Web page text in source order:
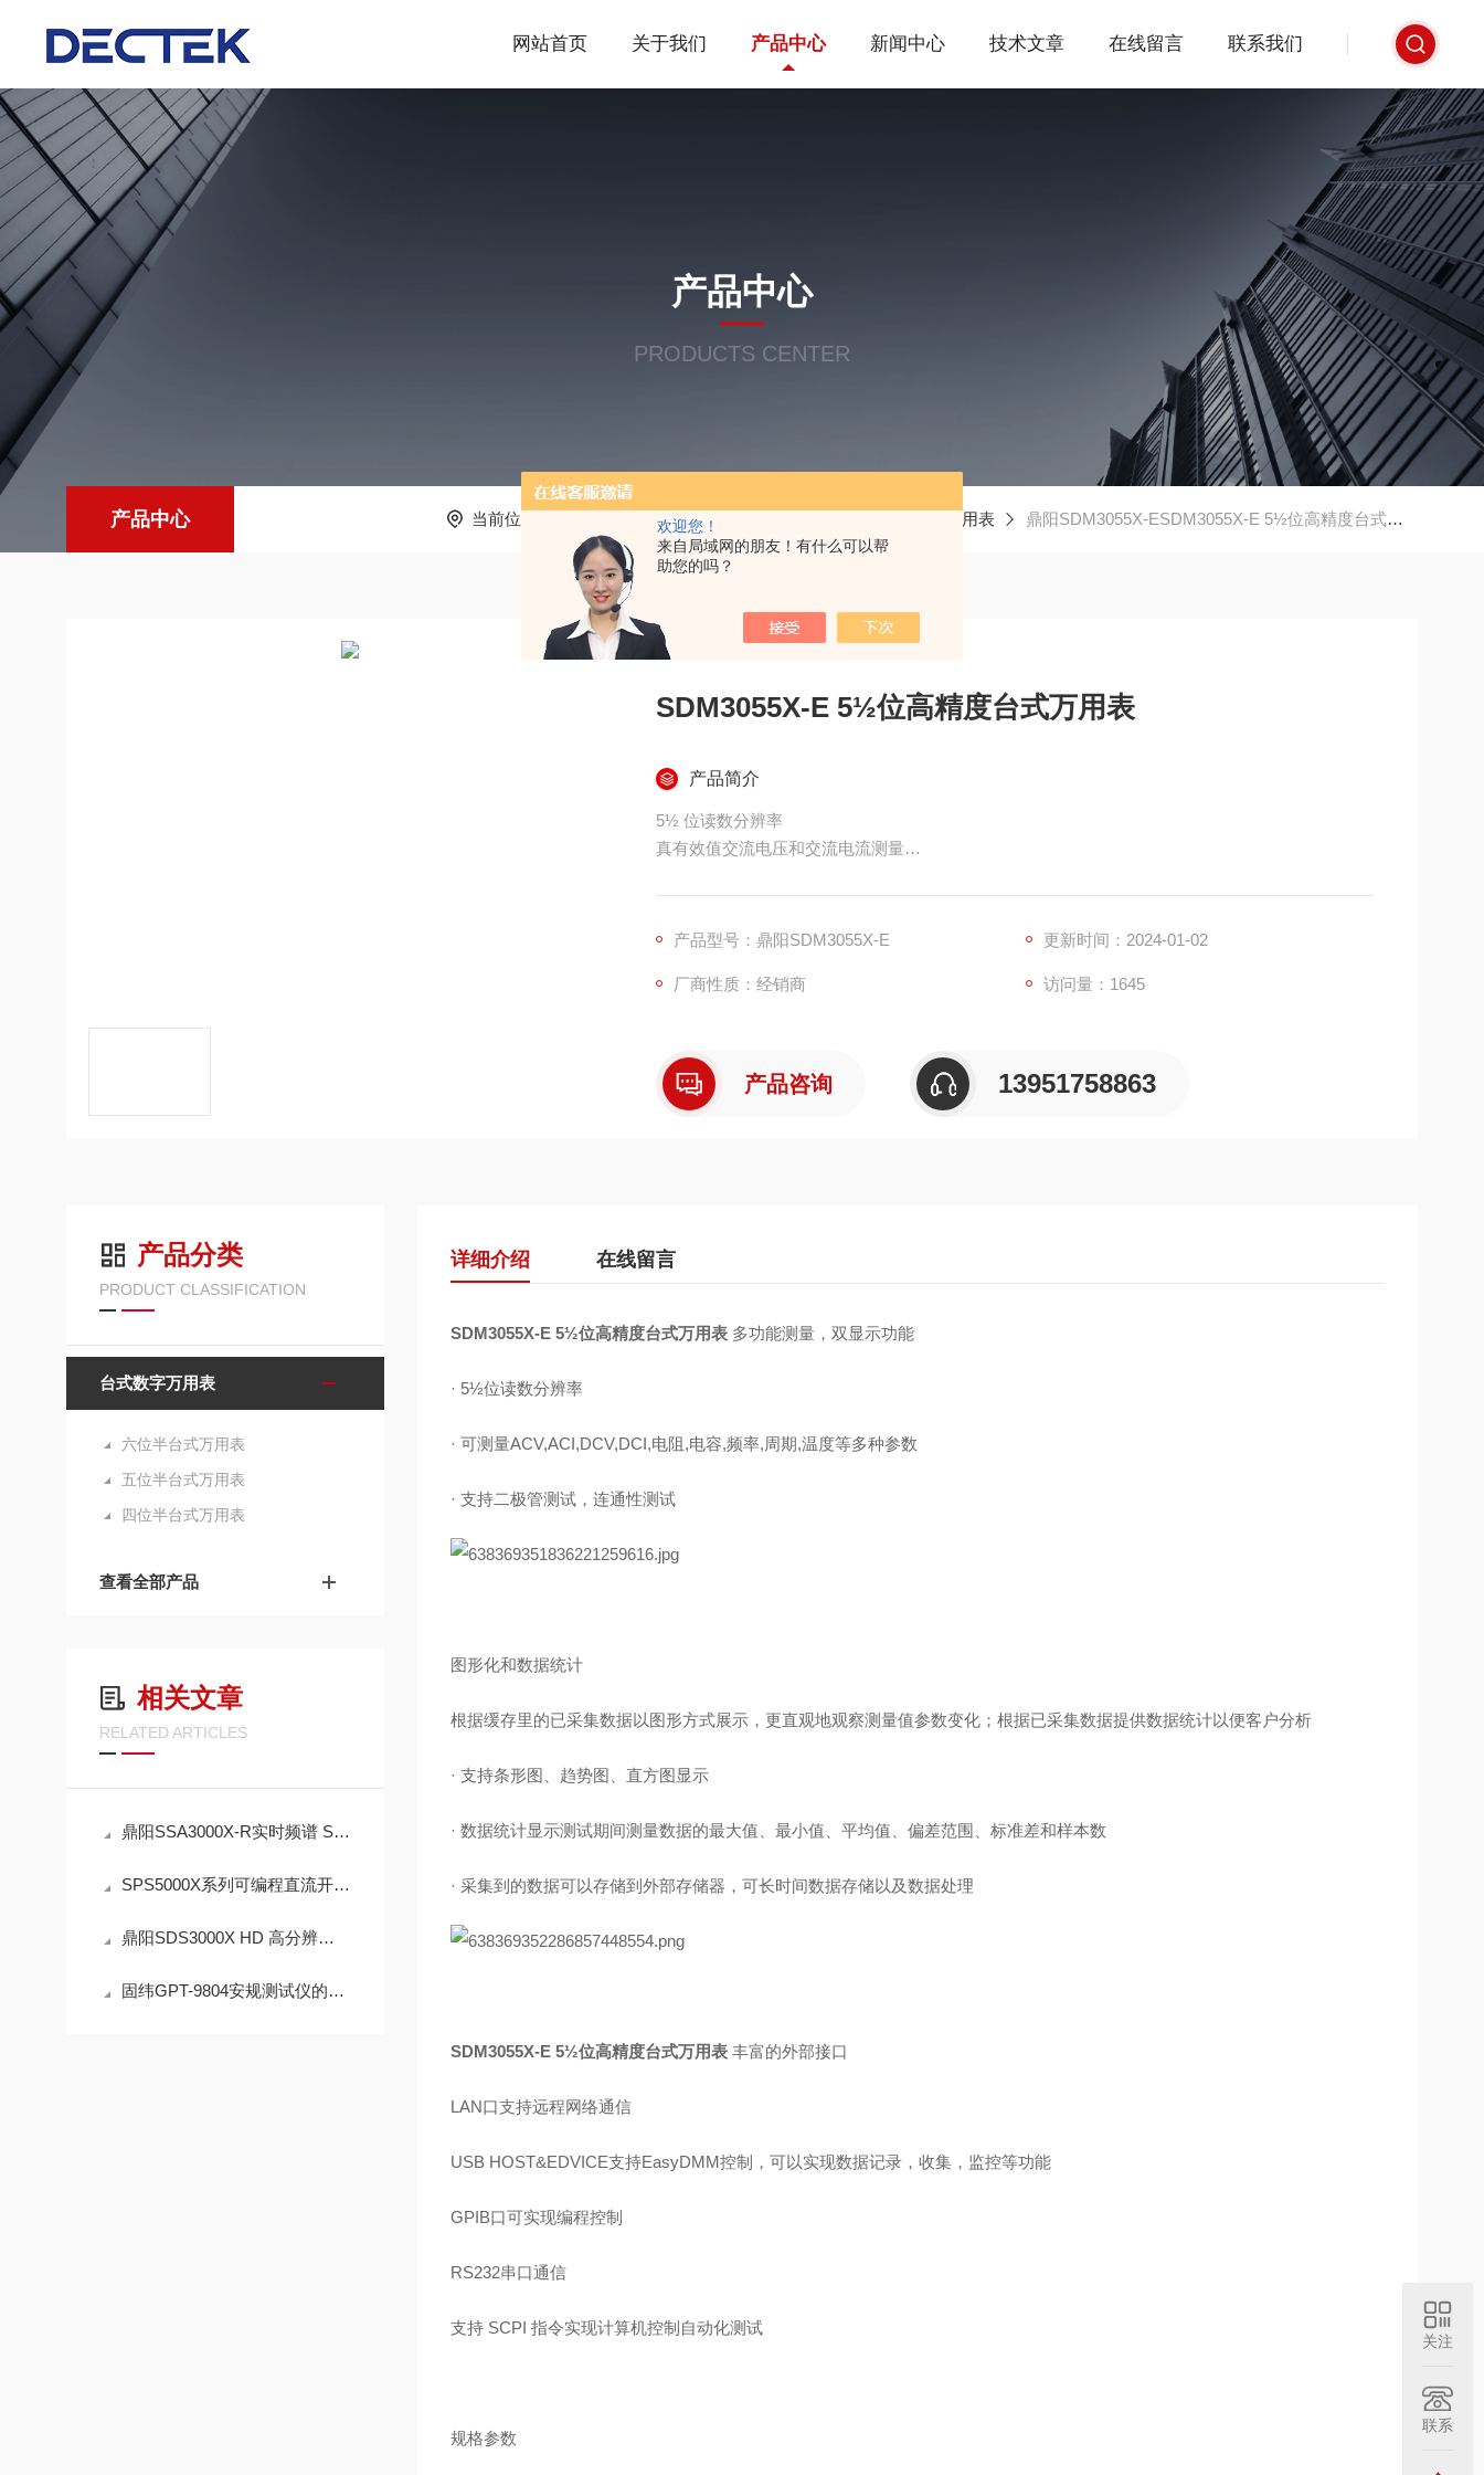
欢迎您！
来自局域网的朋友！有什么可以帮
助您的吗？
网站首页 关于我们 产品中心 新闻中心 技术文章 在线留言 联系我们
产品中心
PRODUCTS CENTER
产品中心 当前位置： 产品中心 五位半台式万用表 鼎阳SDM3055X-ESDM3055X-E 5½位高精度台式万用表
SDM3055X-E 5½位高精度台式万用表
产品简介
5½ 位读数分辨率
真有效值交流电压和交流电流测量
4.3 英寸真彩 TFT-LCD 大屏显示，分辨率 480*272
产品型号：鼎阳SDM3055X-E 更新时间：2024-01-02
厂商性质：经销商 访问量：1645
产品咨询 13951758863
产品分类
PRODUCT CLASSIFICATION
台式数字万用表
六位半台式万用表
五位半台式万用表
四位半台式万用表
查看全部产品
相关文章
RELATED ARTICLES
鼎阳SSA3000X-R实时频谱 SSA3032X-R/SSA3050X-R/SSA3075X-R
SPS5000X系列可编程直流开关电源 SPS5051X/5041X/5042X/5043X 三通道输出
鼎阳SDS3000X HD 高分辨率数字示波器 SDS3104X HD/S3054X HD/S3034X HD
固纬GPT-9804安规测试仪的基本原理和功能
详细介绍 在线留言
SDM3055X-E 5½位高精度台式万用表多功能测量，双显示功能
· 5½位读数分辨率
· 可测量ACV,ACI,DCV,DCI,电阻,电容,频率,周期,温度等多种参数
· 支持二极管测试，连通性测试
图形化和数据统计
根据缓存里的已采集数据以图形方式展示，更直观地观察测量值参数变化；根据已采集数据提供数据统计以便客户分析
· 支持条形图、趋势图、直方图显示
· 数据统计显示测试期间测量数据的最大值、最小值、平均值、偏差范围、标准差和样本数
· 采集到的数据可以存储到外部存储器，可长时间数据存储以及数据处理
SDM3055X-E 5½位高精度台式万用表 丰富的外部接口
LAN口支持远程网络通信
USB HOST&EDVICE支持EasyDMM控制，可以实现数据记录，收集，监控等功能
GPIB口可实现编程控制
RS232串口通信
支持 SCPI 指令实现计算机控制自动化测试
规格参数
关注
联系